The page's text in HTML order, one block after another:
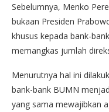
Sebelumnya, Menko
bukaan Presiden
khusus kepada bank-
memangkas jumlah
Menurutnya hal ini
bank-bank BUMN
yang sama mewajibkan